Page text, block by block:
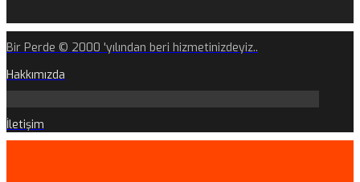
Bir Perde © 2000 'yılından beri hizmetinizdeyiz..
Hakkımızda
İletişim